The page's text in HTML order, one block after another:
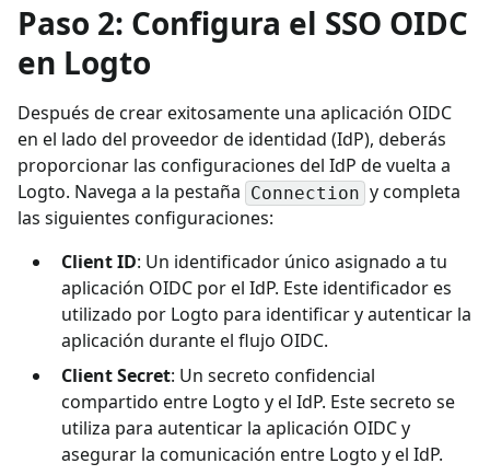
Paso 2: Configura el SSO OIDC
en Logto
Después de crear exitosamente una aplicación OIDC
en el lado del proveedor de identidad (IdP), deberás
proporcionar las configuraciones del IdP de vuelta a
Logto. Navega a la pestaña Connection y completa
las siguientes configuraciones:
Client ID: Un identificador único asignado a tu
aplicación OIDC por el IdP. Este identificador es
utilizado por Logto para identificar y autenticar la
aplicación durante el flujo OIDC.
Client Secret: Un secreto confidencial
compartido entre Logto y el IdP. Este secreto se
utiliza para autenticar la aplicación OIDC y
asegurar la comunicación entre Logto y el IdP.